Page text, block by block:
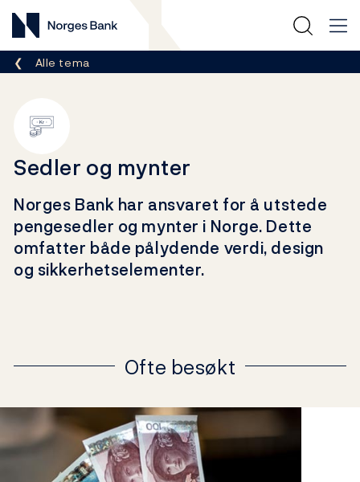
Norges Bank
Her er du nå:
Alle tema
Sedler og mynter
Norges Bank har ansvaret for å utstede
pengesedler og mynter i Norge. Dette
omfatter både pålydende verdi, design
og sikkerhetselementer.
Ofte besøkt